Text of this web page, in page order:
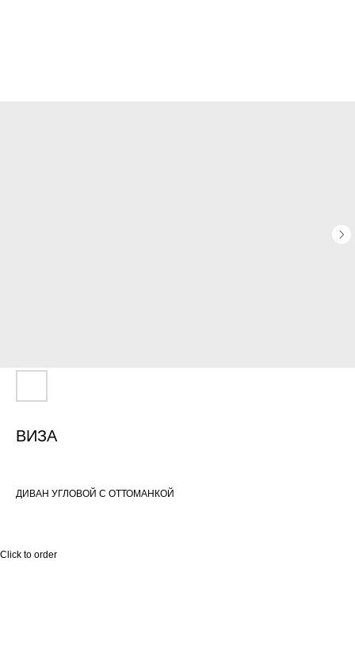
ВИЗА
ДИВАН УГЛОВОЙ С ОТТОМАНКОЙ
Click to order